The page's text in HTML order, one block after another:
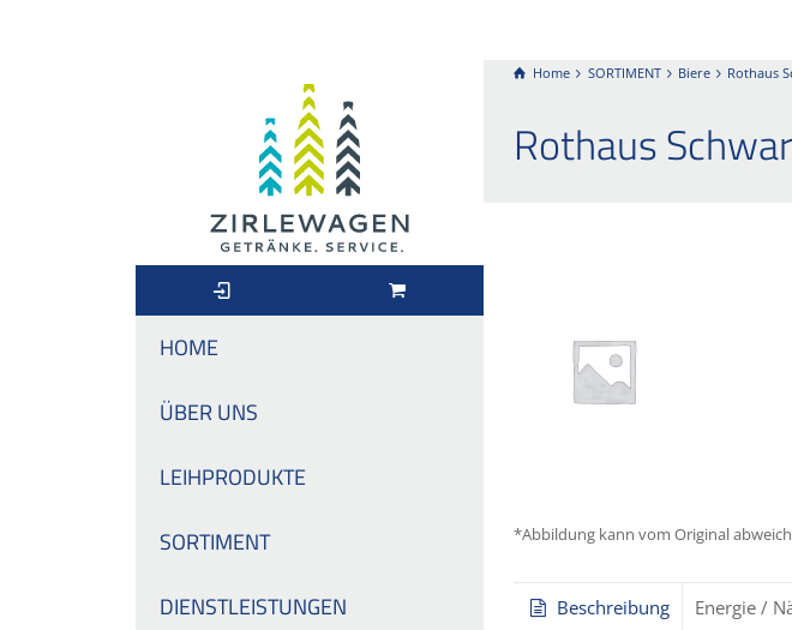
HOME
ÜBER UNS
LEIHPRODUKTE
SORTIMENT
DIENSTLEISTUNGEN
Home SORTIMENT Biere Rothaus
Rothaus
*Abbildung kann vom Original
Beschreibung Energie /